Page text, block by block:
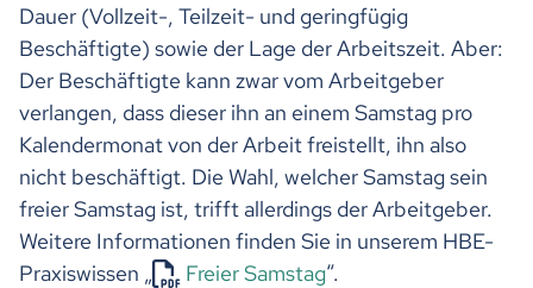
Dauer (Vollzeit-, Teilzeit- und geringfügig
Beschäftigte) sowie der Lage der Arbeitszeit. Aber:
Der Beschäftigte kann zwar vom Arbeitgeber
verlangen, dass dieser ihn an einem Samstag pro
Kalendermonat von der Arbeit freistellt, ihn also
nicht beschäftigt. Die Wahl, welcher Samstag sein
freier Samstag ist, trifft allerdings der Arbeitgeber.
Weitere Informationen finden Sie in unserem HBE-
Praxiswissen „
Freier Samstag“.